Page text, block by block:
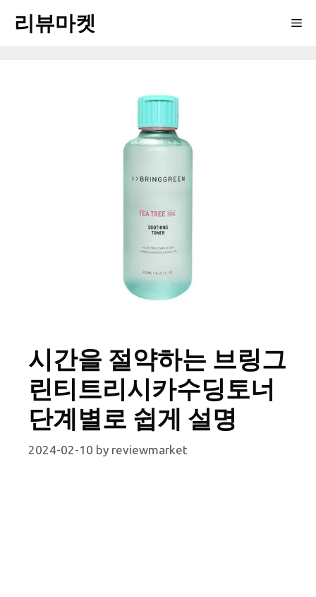
리뷰마켓
시간을 절약하는 브링그
린티트리시카수딩토너
단계별로 쉽게 설명
2024-02-10 by reviewmarket